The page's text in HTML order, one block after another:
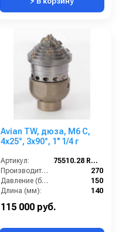
Avian TW, дюза, M6 C,
4x25°, 3x90°, 1'' 1/4 г
Артикул:
75510.28 RTW
Производительность (л/мин):
270
Давление (бар):
150
Длина (мм):
140
115 000 руб.